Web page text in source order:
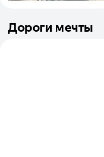
Дороги мечты